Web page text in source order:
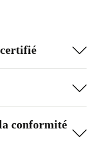
certifié
conformité